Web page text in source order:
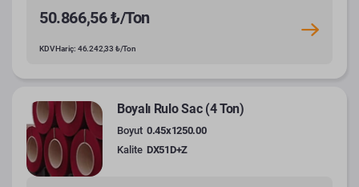
50.866,56 ₺/Ton
KDV Hariç: 46.242,33 ₺/Ton
Boyalı Rulo Sac (4 Ton)
Boyut 0.45x1250.00
Kalite DX51D+Z